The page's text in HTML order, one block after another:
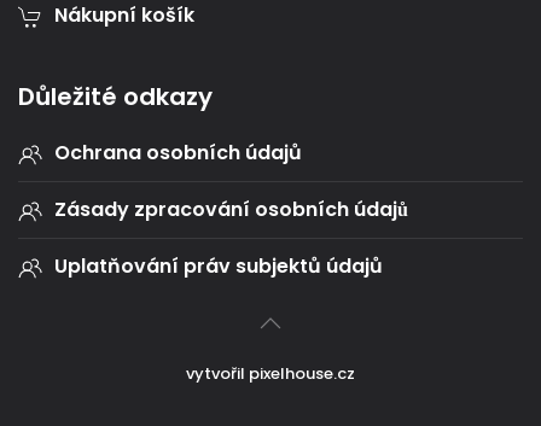
Nákupní košík
Důležité odkazy
Ochrana osobních údajů
Zásady zpracování osobních údajů
Uplatňování práv subjektů údajů
vytvořil pixelhouse.cz